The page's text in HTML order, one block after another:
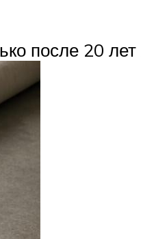
после 20